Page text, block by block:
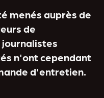
menés auprès de
de
n'ont cependant
d'entretien.